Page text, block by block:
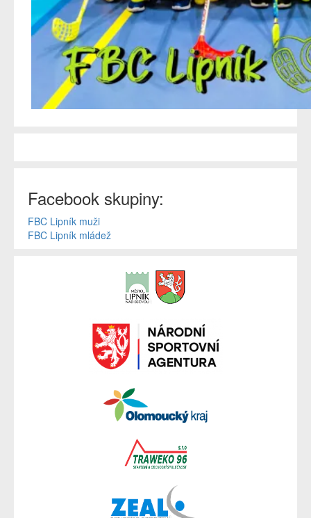
Facebook skupiny:
FBC Lipník muži
FBC Lipník mládež